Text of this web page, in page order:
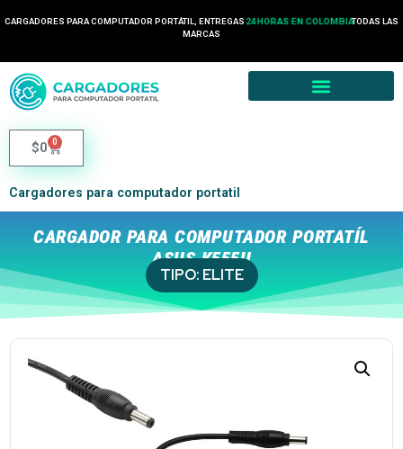
CARGADORES PARA COMPUTADOR PORTÁTIL, ENTREGAS 24 HORAS EN COLOMBIATODAS LAS
MARCAS
$0 0
Cargadores para computador portatil
CARGADOR PARA COMPUTADOR PORTATÍL
ASUS K555U
TIPO: ELITE